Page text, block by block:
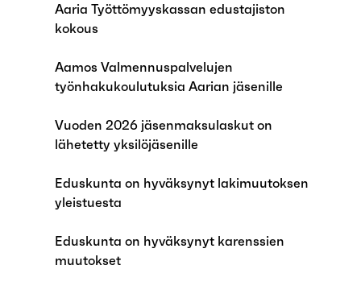
Aaria Työttömyyskassan edustajiston
kokous
Aamos Valmennuspalvelujen
työnhakukoulutuksia Aarian jäsenille
Vuoden 2026 jäsenmaksulaskut on
lähetetty yksilöjäsenille
Eduskunta on hyväksynyt lakimuutoksen
yleistuesta
Eduskunta on hyväksynyt karenssien
muutokset